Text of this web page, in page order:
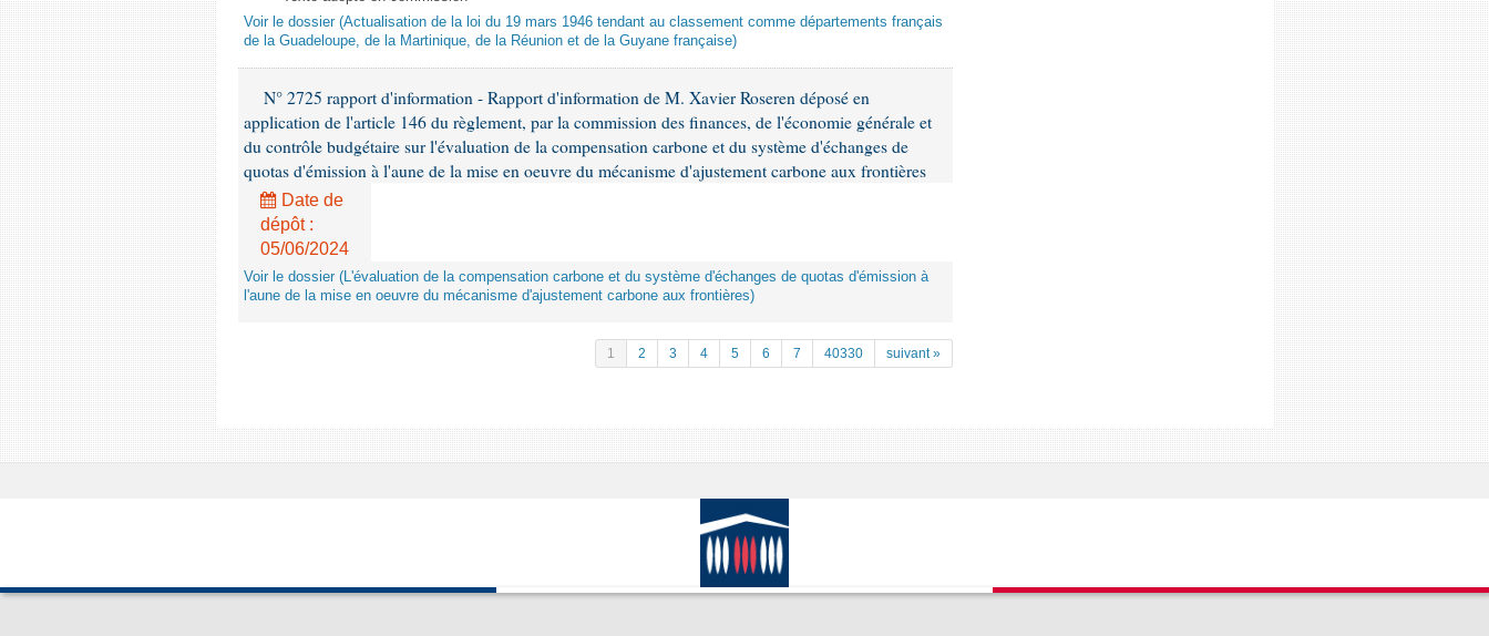
Voir le dossier (Actualisation de la loi du 19 mars 1946 tendant au classement comme départements français
de la Guadeloupe, de la Martinique, de la Réunion et de la Guyane française)
N° 2725 rapport d'information - Rapport d'information de M. Xavier Roseren déposé en
application de l'article 146 du règlement, par la commission des finances, de l'économie générale et
du contrôle budgétaire sur l'évaluation de la compensation carbone et du système d'échanges de
quotas d'émission à l'aune de la mise en oeuvre du mécanisme d'ajustement carbone aux frontières
Date de
dépôt :
05/06/2024
Voir le dossier (L'évaluation de la compensation carbone et du système d'échanges de quotas d'émission à
l'aune de la mise en oeuvre du mécanisme d'ajustement carbone aux frontières)
1 2 3 4 5 6 7 40330 suivant »